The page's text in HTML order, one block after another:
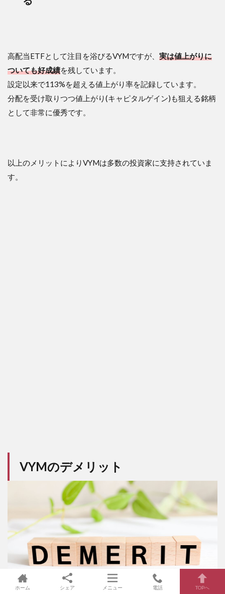
高配当ETFとして注目を浴びるVYMですが、 実は値上がりに
ついても好成績を残しています。
設定以来で113%を超える値上がり率を記録しています。
分配を受け取りつつ値上がり(キャピタルゲイン)も狙える銘柄
として非常に優秀です。
以上のメリットによりVYMは多数の投資家に支持されていま
す。
VYMのデメリット
ホーム シェア メニュー 電話 TOPへ